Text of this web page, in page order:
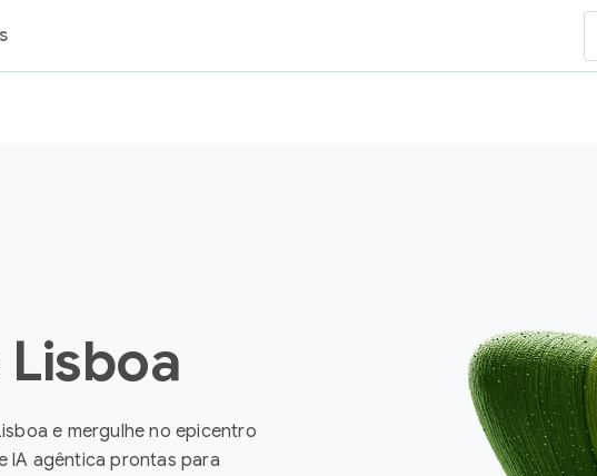
e mergulhe no epicentro
lA agêntica prontas para